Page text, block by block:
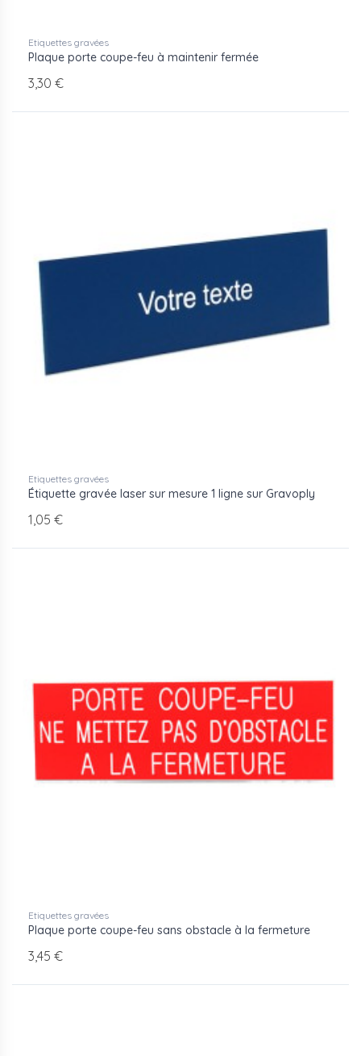
Etiquettes gravées
Plaque porte coupe-feu à maintenir fermée
3,30 €
Etiquettes gravées
Étiquette gravée laser sur mesure 1 ligne sur Gravoply
1,05 €
Etiquettes gravées
Plaque porte coupe-feu sans obstacle à la fermeture
3,45 €